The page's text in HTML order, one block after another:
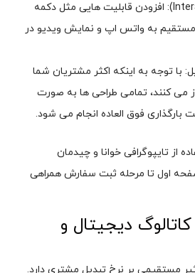
تعاملی بودن (Interactivity): افزودن قابلیت هایی مثل دکمه
به واتس اپ و نمایش ویدیو در
با توجه به اینکه اکثر مشتریان شما
می کنند، تمامی طراحی ها به صورت
از تایپوگرافی خوانا و چیدمان
اول تا مرحله ثبت سفارش همراهی
کاتالوگ دیجیتال و
مستقیمی بر نرخ تبدیل مشتری دارد.